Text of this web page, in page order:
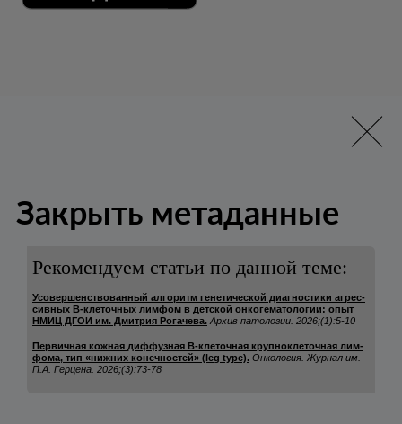
Закрыть метаданные
Рекомендуем статьи по данной теме:
Усо­вер­шенство­ван­ный ал­го­ритм ге­не­ти­чес­кой ди­аг­нос­ти­ки аг­рес­
сив­ных В-кле­точ­ных лим­фом в дет­ской он­ко­ге­ма­то­ло­гии: опыт
НМИЦ ДГОИ им. Дмит­рия Ро­га­че­ва. Ар­хив па­то­ло­гии. 2026;(1):5-10
Пер­вич­ная кож­ная диф­фуз­ная В-кле­точ­ная круп­нок­ле­точ­ная лим­
фо­ма, тип «ниж­них ко­неч­нос­тей» (leg type). Он­ко­ло­гия. Жур­нал им.
П.А. Гер­це­на. 2026;(3):73-78